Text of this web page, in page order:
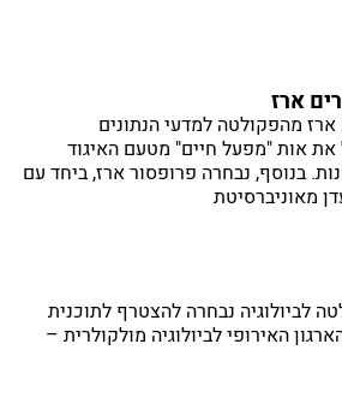
ארז
מהפקולטה למדעי הנתונים
אות "מפעל חיים" מטעם האיגוד
בנוסף, נבחרה פרופסור ארז, ביחד עם
מאוניברסיטת
לביולוגיה נבחרה להצטרף לתוכנית
האירופי לביולוגיה מולקולרית –